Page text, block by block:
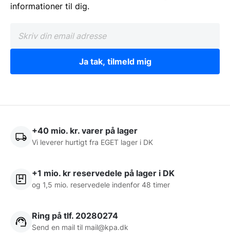
informationer til dig.
Ja tak, tilmeld mig
+40 mio. kr. varer på lager
Vi leverer hurtigt fra EGET lager i DK
+1 mio. kr reservedele på lager i DK
og 1,5 mio. reservedele indenfor 48 timer
Ring på tlf. 20280274
Send en mail til mail@kpa.dk